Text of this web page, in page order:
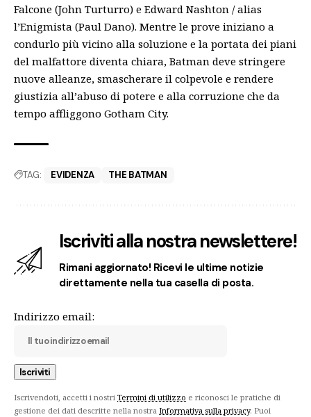
Falcone (John Turturro) e Edward Nashton / alias
l’Enigmista (Paul Dano). Mentre le prove iniziano a
condurlo più vicino alla soluzione e la portata dei piani
del malfattore diventa chiara, Batman deve stringere
nuove alleanze, smascherare il colpevole e rendere
giustizia all’abuso di potere e alla corruzione che da
tempo affliggono Gotham City.
TAG: EVIDENZA THE BATMAN
Iscriviti alla nostra newslettere!
Rimani aggiornato! Ricevi le ultime notizie
direttamente nella tua casella di posta.
Indirizzo email:
Iscrivendoti, accetti i nostri Termini di utilizzo e riconosci le pratiche di
gestione dei dati descritte nella nostra Informativa sulla privacy. Puoi